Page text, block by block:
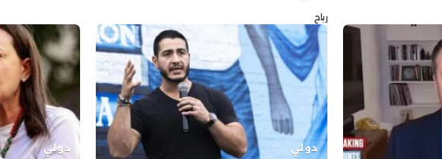
رباح
دولي دولي